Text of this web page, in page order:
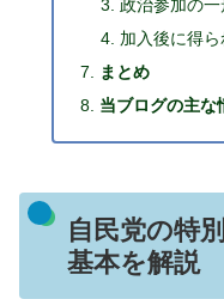
政治参加の
加入後に得
まとめ
当ブログの主な
自民党の特
基本を解説